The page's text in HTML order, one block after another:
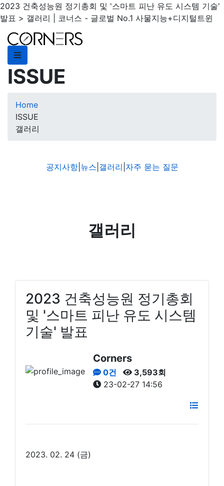
2023 건축성능원 정기총회 및 '스마트 피난 유도 시스템 기술'
발표 > 갤러리 | 코너스 - 글로벌 No.1 사물지능+디지털트윈
Home
ISSUE
갤러리
ISSUE
공지사항| 뉴스 갤러리 자주 묻는 질문
갤러리
2023 건축성능원 정기총회
및 '스마트 피난 유도 시스템
기술' 발표
Corners
0건
3,593회
23-02-27 14:56
2023. 02. 24 (금)